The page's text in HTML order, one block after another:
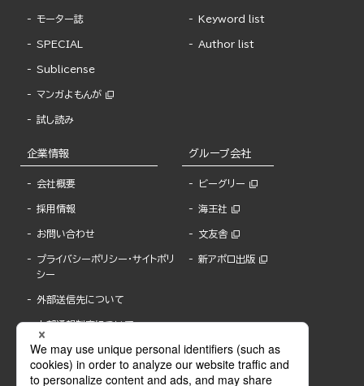
モーター誌
SPECIAL
Sublicense
マンガよもんが
試し読み
Keyword list
Author list
企業情報
会社概要
採用情報
お問い合わせ
プライバシーポリシー・サイトポリ
シー
外部送信先について
内部通報制度について
グループ会社
ビーグリー
海王社
文友舎
新アポロ出版